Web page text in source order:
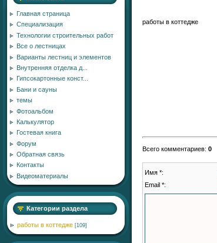
Главная страница
Специализация
Технологии строительных работ
Все о лестницах
Варианты лестниц и элементов
Внутренняя отделка д...
Гипсокартонные конст...
Бани и сауны
темы
Фотоальбом
Калькулятор
Гостевая книга
Форум
Обратная связь
Контакты
Видеоматериалы
Категории раздела
работы в коттедже [109]
работы в коттедже
Всего комментариев: 0
Имя *:
Email *: